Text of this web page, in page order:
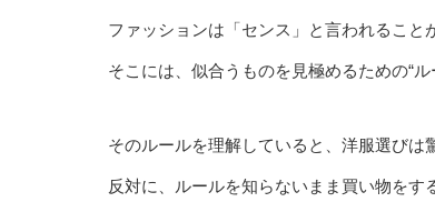
ファッションは「センス」と言われること
そこには、似合うものを見極めるための“ル
そのルールを理解していると、洋服選びは
反対に、ルールを知らないまま買い物をす